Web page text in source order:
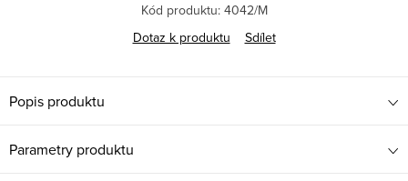
Kód produktu: 4042/M
Dotaz k produktu
Sdílet
Popis produktu
Parametry produktu